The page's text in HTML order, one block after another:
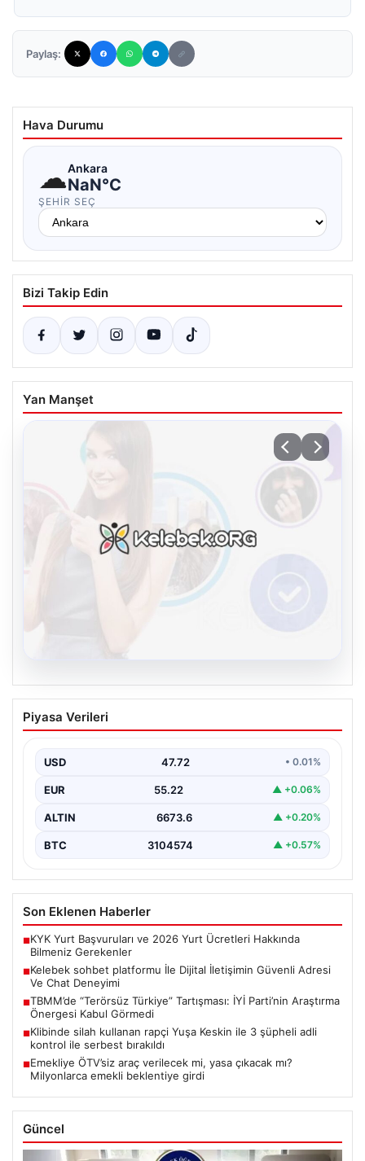
Paylaş:
Hava Durumu
☁Ankara
NaN°C
ŞEHIR SEÇ
Bizi Takip Edin
Yan Manşet
Kelebek sohbet platformu İle Dijital
İletişimin Güvenli Adresi Ve Chat
İnternet çağında insanların güvenli bir biçimde bağlantı
Piyasa Verileri
USD 47.72 • 0.01%
EUR 55.22 ▲ +0.06%
ALTIN 6673.6 ▲ +0.20%
BTC 3104574 ▲ +0.57%
Son Eklenen Haberler
■KYK Yurt Başvuruları ve 2026 Yurt Ücretleri Hakkında
Bilmeniz Gerekenler
■Kelebek sohbet platformu İle Dijital İletişimin Güvenli Adresi
Ve Chat Deneyimi
■TBMM’de “Terörsüz Türkiye” Tartışması: İYİ Parti’nin Araştırma
Önergesi Kabul Görmedi
■Klibinde silah kullanan rapçi Yuşa Keskin ile 3 şüpheli adli
kontrol ile serbest bırakıldı
■Emekliye ÖTV’siz araç verilecek mi, yasa çıkacak mı?
Milyonlarca emekli beklentiye girdi
Güncel